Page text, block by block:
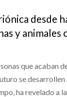
desde
y animales
que acaban
se
ha revelado a